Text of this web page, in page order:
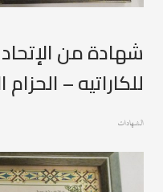
شهادة من
للكاراتيه – الحزام
الشهادات